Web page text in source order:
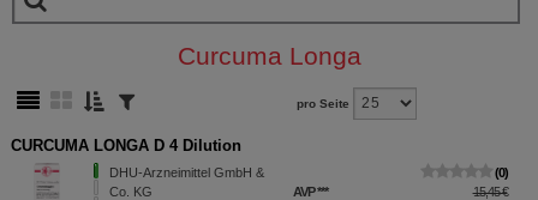
Curcuma Longa
pro Seite
CURCUMA LONGA D 4 Dilution
DHU-Arzneimittel GmbH &
Co. KG
0
AVP*** 15,45 €